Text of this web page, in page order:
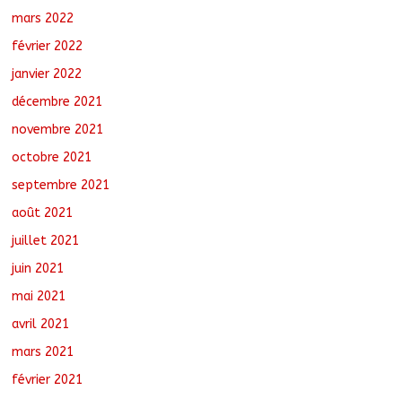
mars 2022
février 2022
janvier 2022
décembre 2021
novembre 2021
octobre 2021
septembre 2021
août 2021
juillet 2021
juin 2021
mai 2021
avril 2021
mars 2021
février 2021